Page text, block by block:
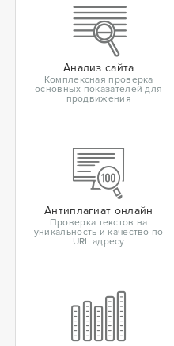
Анализ сайта
Комплексная проверка
основных показателей для
продвижения
Антиплагиат онлайн
Проверка текстов на
уникальность и качество по
URL адресу